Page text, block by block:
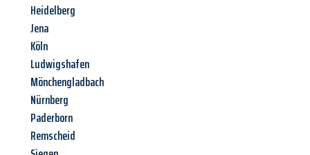
Heidelberg
Jena
Köln
Ludwigshafen
Mönchengladbach
Nürnberg
Paderborn
Remscheid